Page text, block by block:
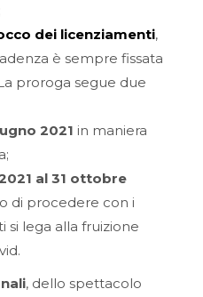
dei licenziamenti,
è sempre fissata
proroga segue due
2021 in maniera
al 31 ottobre
di procedere con i
si lega alla fruizione
, dello spettacolo